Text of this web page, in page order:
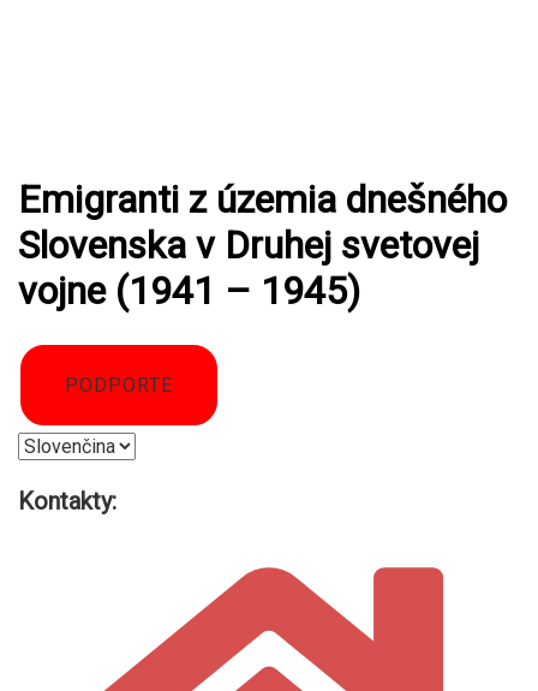
Emigranti z územia dnešného
Slovenska v Druhej svetovej
vojne (1941 – 1945)
PODPORTE
Vyberte
Kontakty: